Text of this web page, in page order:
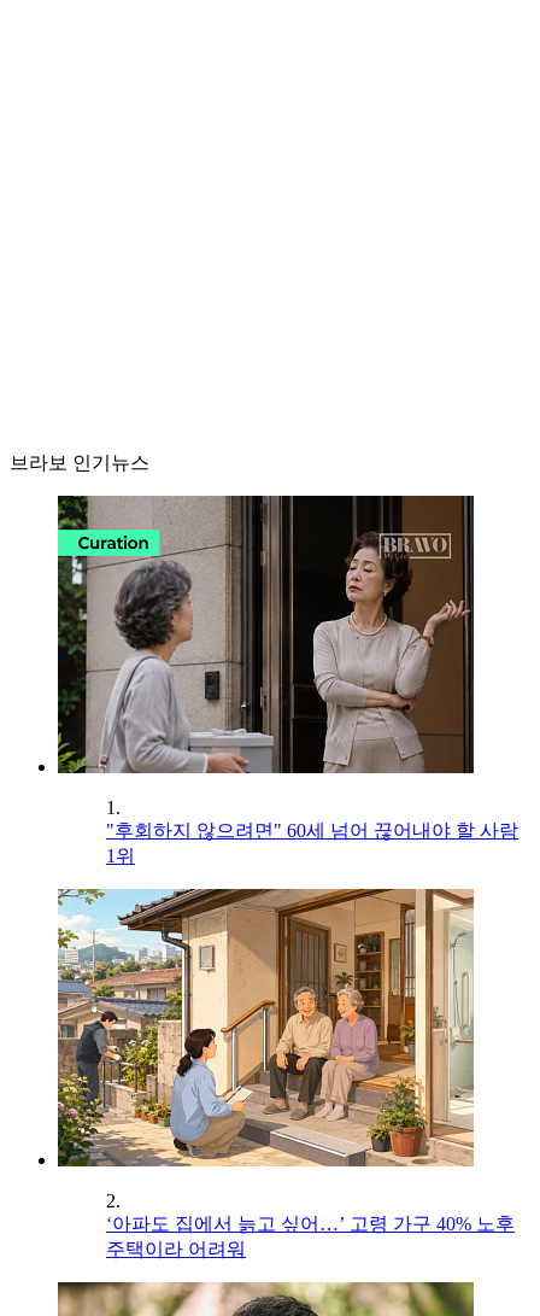
브라보 인기뉴스
1.
"후회하지 않으려면" 60세 넘어 끊어내야 할 사람
1위
2.
‘아파도 집에서 늙고 싶어…’ 고령 가구 40% 노후
주택이라 어려워